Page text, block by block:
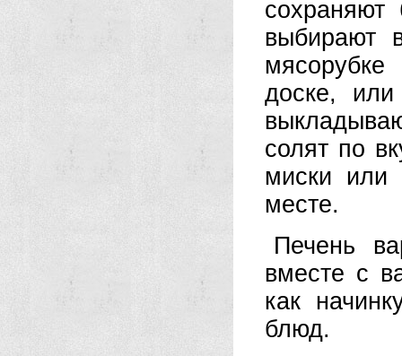
сохраняют
выбирают
доске,
солят по
миски или
месте.
Печень
вместе с
как
блюд.